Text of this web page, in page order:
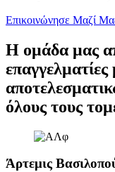
Επικοινώνησε Μαζί
Η ομάδα μας
όλους τους
Άρτεμις